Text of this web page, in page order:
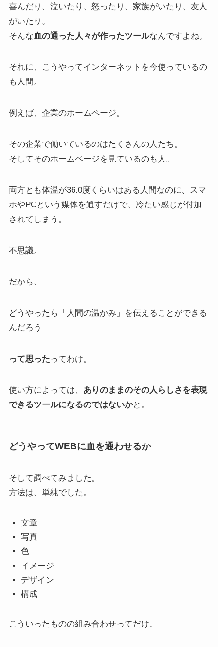
喜んだり、泣いたり、怒ったり、家族がいたり、友人
がいたり。
そんな血の通った人々が作ったツールなんですよね。
それに、こうやってインターネットを今使っているの
も人間。
例えば、企業のホームページ。
その企業で働いているのはたくさんの人たち。
そしてそのホームページを見ているのも人。
両方とも体温が36.0度くらいはある人間なのに、スマ
ホやPCという媒体を通すだけで、冷たい感じが付加
されてしまう。
不思議。
だから、
どうやったら「人間の温かみ」を伝えることができる
んだろう
って思ったってわけ。
使い方によっては、 ありのままのその人らしさを表現
できるツールになるのではないかと。
どうやってWEBに血を通わせるか
そして調べてみました。
方法は、単純でした。
文章
写真
色
イメージ
デザイン
構成
こういったものの組み合わせってだけ。